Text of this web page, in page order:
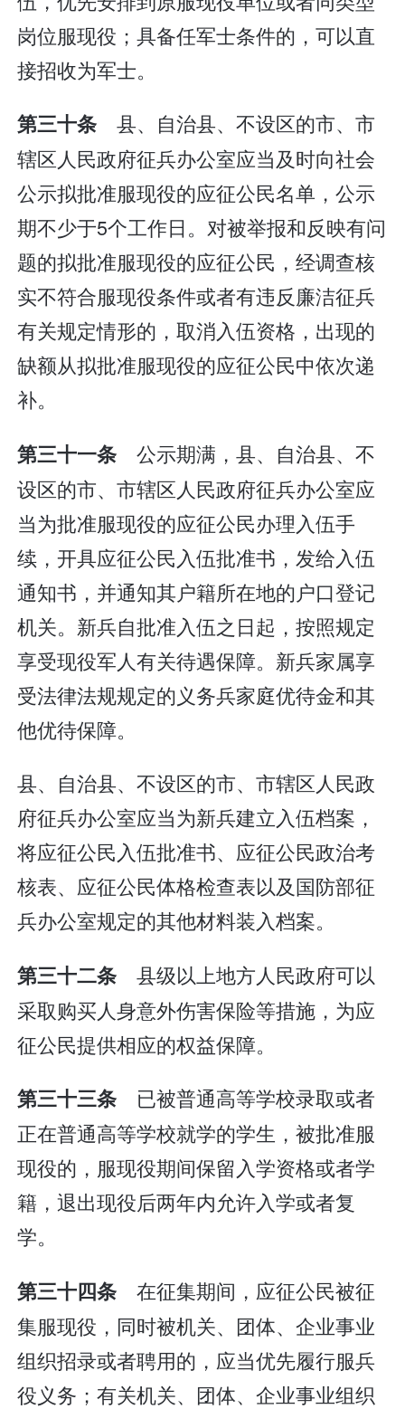
岗位服现役；具备任军士条件的，可以直
接招收为军士。
第三十条 县、自治县、不设区的市、市
辖区人民政府征兵办公室应当及时向社会
公示拟批准服现役的应征公民名单，公示
期不少于5个工作日。对被举报和反映有问
题的拟批准服现役的应征公民，经调查核
实不符合服现役条件或者有违反廉洁征兵
有关规定情形的，取消入伍资格，出现的
缺额从拟批准服现役的应征公民中依次递
补。
第三十一条 公示期满，县、自治县、不
设区的市、市辖区人民政府征兵办公室应
当为批准服现役的应征公民办理入伍手
续，开具应征公民入伍批准书，发给入伍
通知书，并通知其户籍所在地的户口登记
机关。新兵自批准入伍之日起，按照规定
享受现役军人有关待遇保障。新兵家属享
受法律法规规定的义务兵家庭优待金和其
他优待保障。
县、自治县、不设区的市、市辖区人民政
府征兵办公室应当为新兵建立入伍档案，
将应征公民入伍批准书、应征公民政治考
核表、应征公民体格检查表以及国防部征
兵办公室规定的其他材料装入档案。
第三十二条 县级以上地方人民政府可以
采取购买人身意外伤害保险等措施，为应
征公民提供相应的权益保障。
第三十三条 已被普通高等学校录取或者
正在普通高等学校就学的学生，被批准服
现役的，服现役期间保留入学资格或者学
籍，退出现役后两年内允许入学或者复
学。
第三十四条 在征集期间，应征公民被征
集服现役，同时被机关、团体、企业事业
组织招录或者聘用的，应当优先履行服兵
役义务；有关机关、团体、企业事业组织